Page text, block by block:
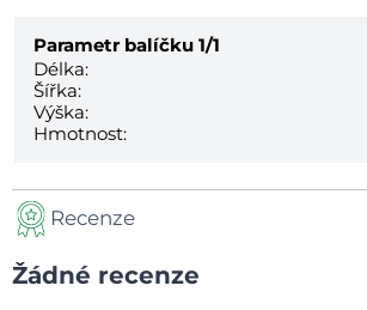
Parametr balíčku 1/1
Délka:
Šířka:
Výška:
Hmotnost:
Recenze
Žádné recenze